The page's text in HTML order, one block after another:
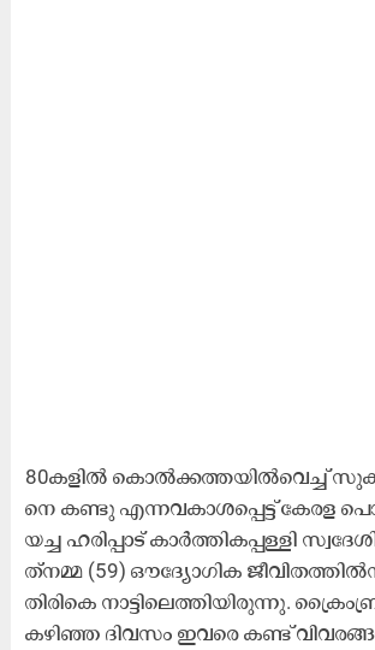
80ക​ളി​ൽ കൊ​ൽ​ക്ക​ത്ത​യി​ൽ​വെ​ച്ച്
നെ ക​ണ്ടു എ​ന്ന​വ​കാ​ശ​പ്പെ​ട്ട് കേ​ര​ള
യ​ച്ച ഹ​രി​പ്പാ​ട് കാ​ർ​ത്തി​ക​പ്പ​ള്ളി
ത്‌​ന​മ്മ (59) ഔ​ദ്യോ​ഗി​ക
തി​രി​കെ നാ​ട്ടി​ലെ​ത്തി​യി​രു​ന്നു.
ക​ഴി​ഞ്ഞ ദി​വ​സം ഇ​വ​രെ ക​ണ്ട്